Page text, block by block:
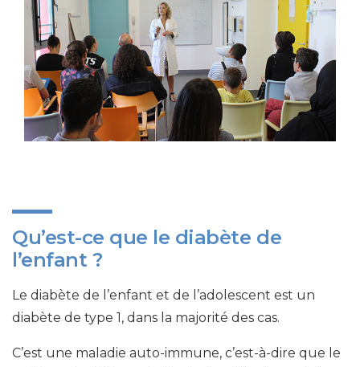
Qu’est-ce que le diabète de
l’enfant ?
Le diabète de l’enfant et de l’adolescent est un
diabète de type 1, dans la majorité des cas.
C’est une maladie auto-immune, c’est-à-dire que le